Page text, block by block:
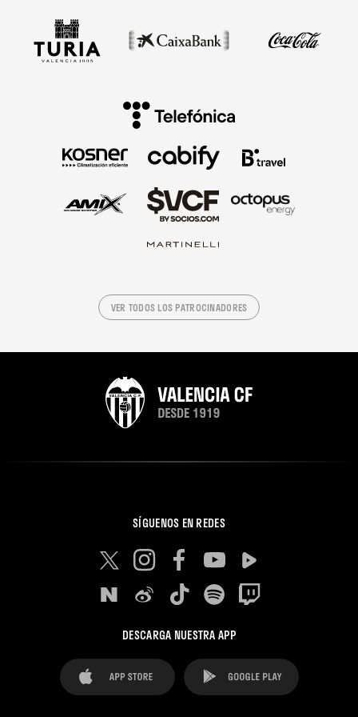
VER TODOS LOS PATROCINADORES
SÍGUENOS EN REDES
DESCARGA NUESTRA APP